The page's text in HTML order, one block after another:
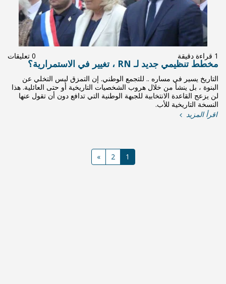
إن التمزق ليس التخلي عن
التاريخية أو حتى العائلية. هذا
التي تدافع دون أن تقول عنها